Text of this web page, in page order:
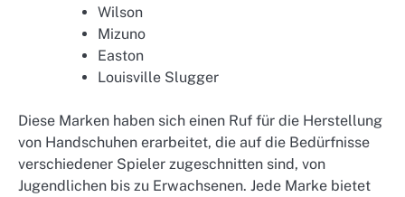
Wilson
Mizuno
Easton
Louisville Slugger
Diese Marken haben sich einen Ruf für die Herstellung
von Handschuhen erarbeitet, die auf die Bedürfnisse
verschiedener Spieler zugeschnitten sind, von
Jugendlichen bis zu Erwachsenen. Jede Marke bietet